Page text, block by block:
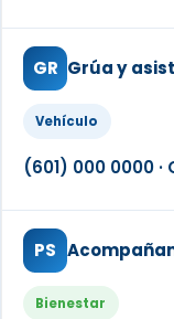
GR Grúa y
Vehículo
(601) 000 0000
PS
Bienestar